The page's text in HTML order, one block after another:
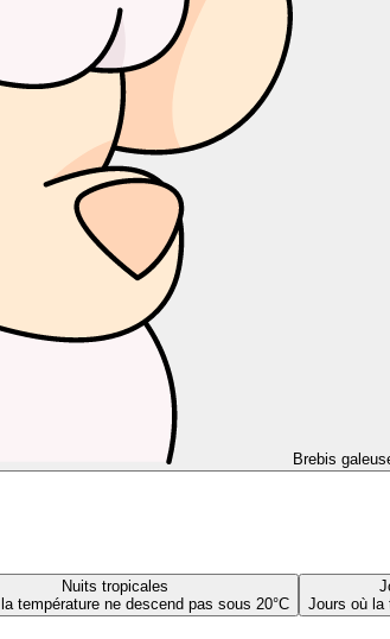
Brebis
Nuits tropicales
température ne descend pas sous 20°C
Jours où la